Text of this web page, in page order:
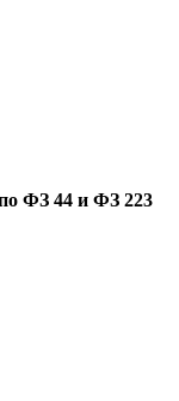
ФЗ 44 и ФЗ 223